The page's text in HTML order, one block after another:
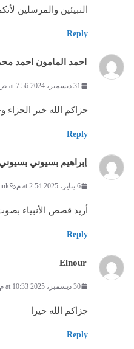
النبيئين والمرسلين
Reply
احمد المامون احمد
31 ديسمبر، 2024 at 7:56 ص
جزاكم الله خير
Reply
إبراهيم بسيوني بسيوني
6 يناير، 2025 at 2:54 م
أريد قصص الأنبياء
Reply
Elnour
30 ديسمبر، 2025 at 10:33 م
جزاكم الله خيرا
Reply